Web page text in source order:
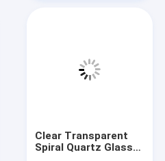
Clear Transparent
Spiral Quartz Glass